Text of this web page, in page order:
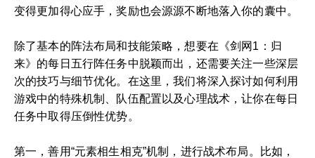
变得更加得心应手，奖励也会源源不断地落入你的囊中。
除了基本的阵法布局和技能策略，想要在《剑网1：归
来》的每日五行阵任务中脱颖而出，还需要关注一些深层
次的技巧与细节优化。在这里，我们将深入探讨如何利用
游戏中的特殊机制、队伍配置以及心理战术，让你在每日
任务中取得压倒性优势。
第一，善用“元素相生相克”机制，进行战术布局。比如，